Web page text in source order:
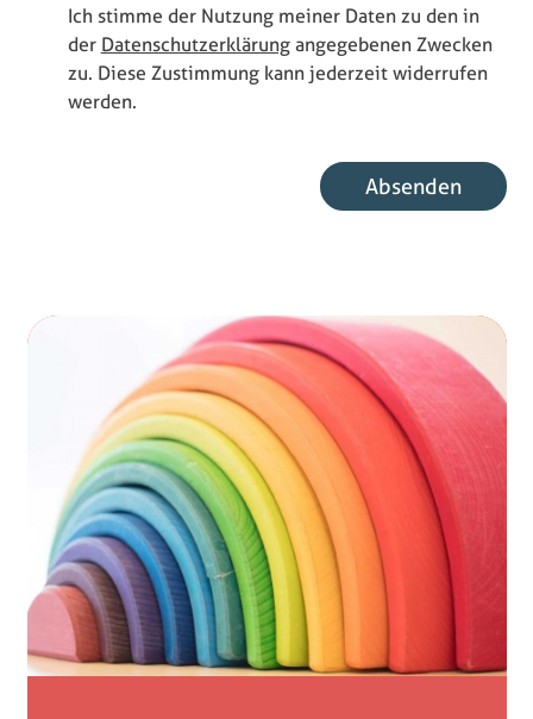
Ich stimme der Nutzung meiner Daten zu den in
der Datenschutzerklärungangegebenen Zwecken
zu. Diese Zustimmung kann jederzeit widerrufen
werden.
Absenden